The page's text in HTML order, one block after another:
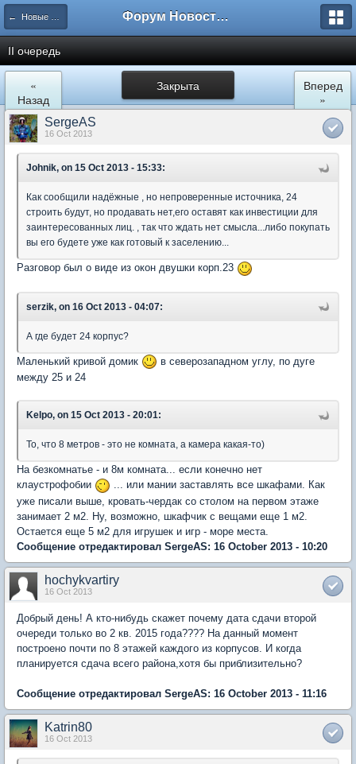
← Новые Водники Форум Новостройки
II очередь
Закрыта
«
Назад
Вперед
»
SergeAS
16 Oct 2013
Johnik, on 15 Oct 2013 - 15:33:
Как сообщили надёжные , но непроверенные источника, 24
строить будут, но продавать нет,его оставят как инвестиции для
заинтересованных лиц. , так что ждать нет смысла...либо покупать
вы его будете уже как готовый к заселению...
Разговор был о виде из окон двушки корп.23
serzik, on 16 Oct 2013 - 04:07:
А где будет 24 корпус?
Маленький кривой домик
в северозападном углу, по дуге
между 25 и 24
Kelpo, on 15 Oct 2013 - 20:01:
То, что 8 метров - это не комната, а камера какая-то)
На безкомнатье - и 8м комната... если конечно нет
клаустрофобии
... или мании заставлять все шкафами. Как
уже писали выше, кровать-чердак со столом на первом этаже
занимает 2 м2. Ну, возможно, шкафчик с вещами еще 1 м2.
Остается еще 5 м2 для игрушек и игр - море места.
Сообщение отредактировал SergeAS: 16 October 2013 - 10:20
hochykvartiry
16 Oct 2013
Добрый день! А кто-нибудь скажет почему дата сдачи второй
очереди только во 2 кв. 2015 года???? На данный момент
построено почти по 8 этажей каждого из корпусов. И когда
планируется сдача всего района,хотя бы приблизительно?
Сообщение отредактировал SergeAS: 16 October 2013 - 11:16
Katrin80
16 Oct 2013